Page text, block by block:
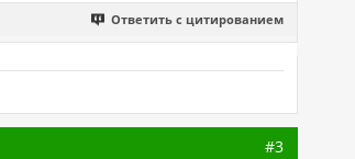
Ответить с цитированием
#3